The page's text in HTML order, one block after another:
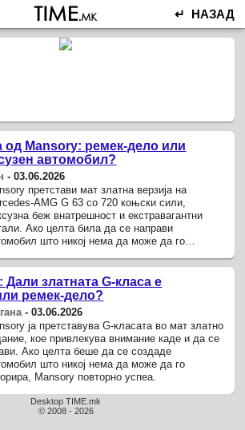
↵ НАЗАД
од Mansory: ремек-дело или
автомобил?
-03.06.2026
претстави мат златна верзија на
AMG G 63 со 720 коњски сили,
беж внатрешност и екстравагантни
Ако целта била да се направи
што никој нема да може да го
Дали златната G-класа е
ремек-дело?
-03.06.2026
ја претставува G-класата во мат златно
кое привлекува внимание каде и да се
Ако целта беше да се создаде
што никој нема да може да го
Mansory повторно успеа.
Desktop TIME.mk
© 2008 - 2026